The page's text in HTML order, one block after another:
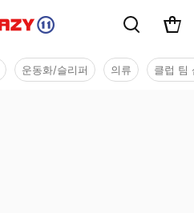
운동화/슬리퍼 의류 클럽 팀